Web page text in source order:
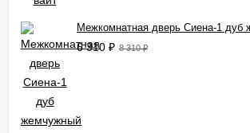
Межкомнатная дверь Сиена-1 дуб
6 310 ₽ 8 310₽